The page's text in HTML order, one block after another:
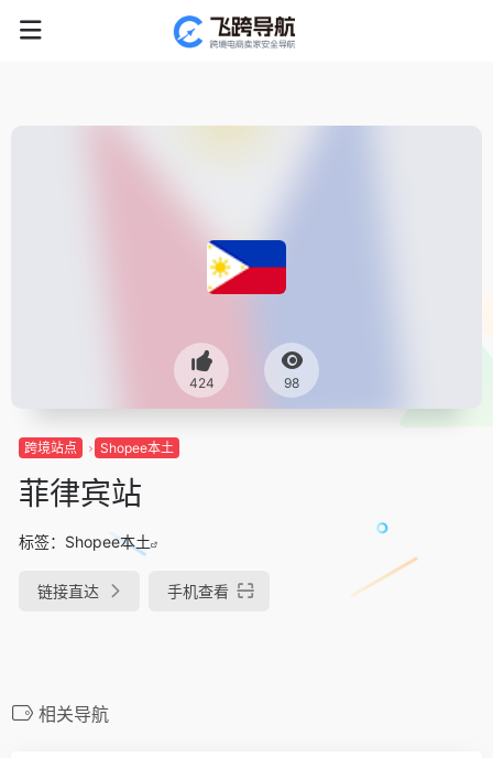
424 98
跨境站点 Shopee本土
菲律宾站
标签： Shopee本土
链接直达 手机查看
相关导航